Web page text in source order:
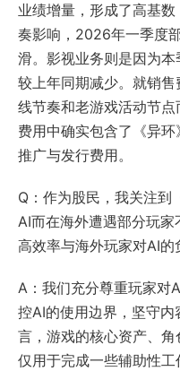
业绩增量，形成了高基
奏影响，2026年一季度
滑。影视业务则是因为
较上年同期减少。就销
线节奏和老游戏活动节
费用中确实包含了《异
推广与发行费用。
Q：作为股民，我关注到
AI而在海外遭遇部分玩
高效率与海外玩家对AI的
A：我们充分尊重玩家对
控AI的使用边界，坚守
言，游戏的核心资产、
仅用于完成一些辅助性